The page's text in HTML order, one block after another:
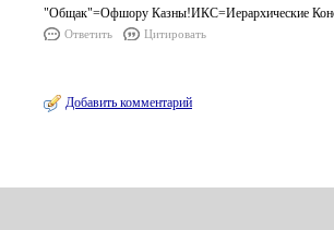
"Общак"=Офшору Казны!ИКС=Иерархические
Ответить Цитировать
Добавить комментарий